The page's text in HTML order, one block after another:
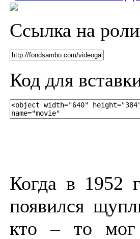
Ссылка на
Код для
Когда в 1952
появился
кто – то мог